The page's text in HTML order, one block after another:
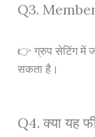
Q3.
👉 ग्रुप सेटिंग में
सकता है।
Q4. क्या यह